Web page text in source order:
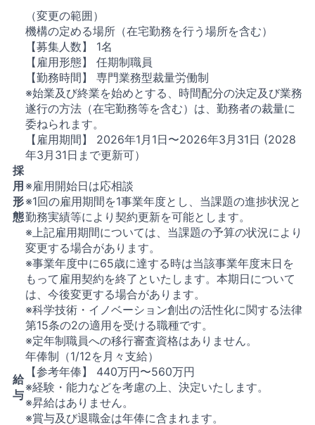
（変更の範囲）
機構の定める場所（在宅勤務を行う場所を含む）
採
用
形
態
【募集人数】 1名
【雇用形態】 任期制職員
【勤務時間】 専門業務型裁量労働制
※始業及び終業を始めとする、時間配分の決定及び業務
遂行の方法（在宅勤務等を含む）は、勤務者の裁量に
委ねられます。
【雇用期間】 2026年1月1日〜2026年3月31日 (2028
年3月31日まで更新可）
※雇用開始日は応相談
※1回の雇用期間を1事業年度とし、当課題の進捗状況と
勤務実績等により契約更新を可能とします。
※上記雇用期間については、当課題の予算の状況により
変更する場合があります。
※事業年度中に65歳に達する時は当該事業年度末日を
もって雇用契約を終了といたします。本期日について
は、今後変更する場合があります。
※科学技術・イノベーション創出の活性化に関する法律
第15条の2の適用を受ける職種です。
※定年制職員への移行審査資格はありません。
給
与
年俸制（1/12を月々支給）
【参考年俸】 440万円〜560万円
※経験・能力などを考慮の上、決定いたします。
※昇給はありません。
※賞与及び退職金は年俸に含まれます。